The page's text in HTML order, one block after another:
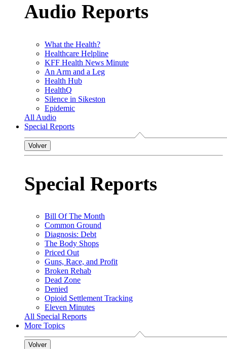
Audio Reports
What the Health?
Healthcare Helpline
KFF Health News Minute
An Arm and a Leg
Health Hub
HealthQ
Silence in Sikeston
Epidemic
All Audio
Special Reports
Volver
Special Reports
Bill Of The Month
Common Ground
Diagnosis: Debt
The Body Shops
Priced Out
Guns, Race, and Profit
Broken Rehab
Dead Zone
Denied
Opioid Settlement Tracking
Eleven Minutes
All Special Reports
More Topics
Volver